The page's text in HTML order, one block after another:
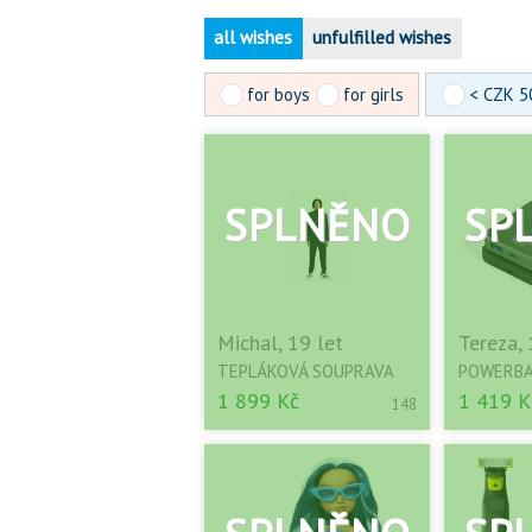
all wishes unfulfilled wishes
for boys for girls < CZK
Michal, 19 let
TEPLÁKOVÁ SOUPRAVA
1 899 Kč 148 1 419